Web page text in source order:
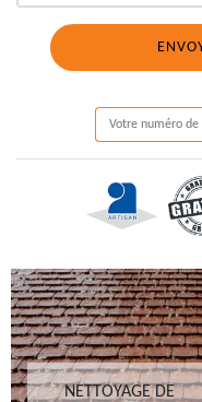
NETTOYAGE DE